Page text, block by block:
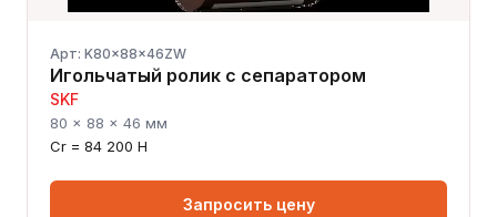
Арт: K80x88x46ZW
Игольчатый ролик с сепаратором
SKF
80 × 88 × 46 мм
Cr = 84 200 Н
Запросить цену